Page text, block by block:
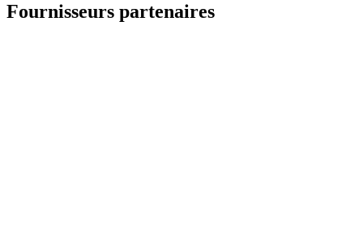
Fournisseurs partenaires